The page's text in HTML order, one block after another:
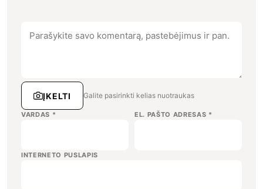
ĮKELTI Galite pasirinkti kelias nuotraukas
VARDAS * EL. PAŠTO ADRESAS *
INTERNETO PUSLAPIS